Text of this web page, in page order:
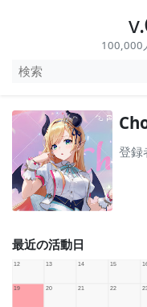
100,000
登録
最近の活動日